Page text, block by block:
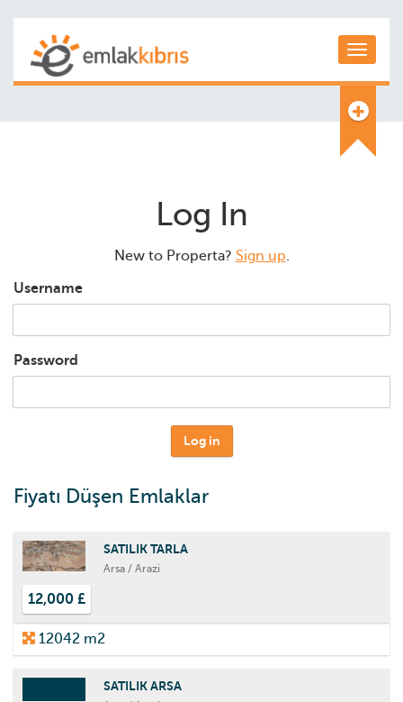
Log In
New to Properta? Sign up.
Username
Password
Log in
Fiyatı Düşen Emlaklar
SATILIK TARLA
Arsa / Arazi
12,000 £
12042 m2
SATILIK ARSA